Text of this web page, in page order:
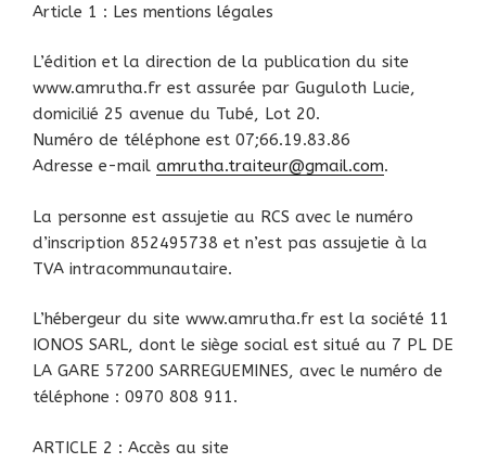
Article 1 : Les mentions légales
L’édition et la direction de la publication du site
www.amrutha.fr est assurée par Guguloth Lucie,
domicilié 25 avenue du Tubé, Lot 20.
Numéro de téléphone est 07;66.19.83.86
Adresse e-mail amrutha.traiteur@gmail.com.
La personne est assujetie au RCS avec le numéro
d’inscription 852495738 et n’est pas assujetie à la
TVA intracommunautaire.
L’hébergeur du site www.amrutha.fr est la société 11
IONOS SARL, dont le siège social est situé au 7 PL DE
LA GARE 57200 SARREGUEMINES, avec le numéro de
téléphone : 0970 808 911.
ARTICLE 2 : Accès au site